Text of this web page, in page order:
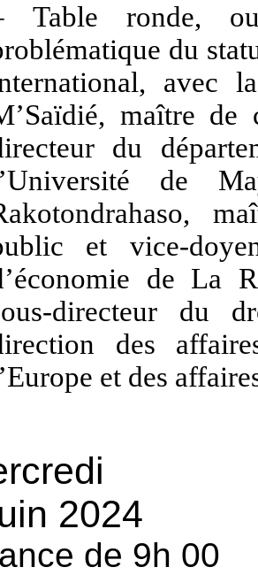
Table ronde,
du
avec
maître
du
de
et vice-
de La
directeur du
des
et des
2024
de 9h 00